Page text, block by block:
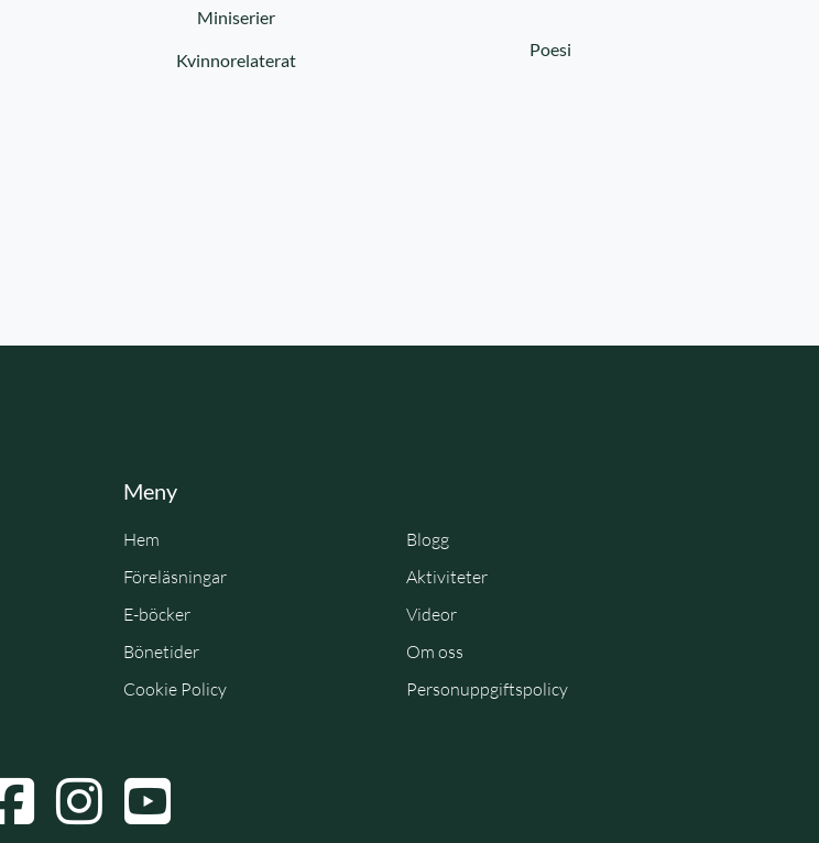
Miniserier
Poesi
Kvinnorelaterat
Meny
Hem
Blogg
Föreläsningar
Aktiviteter
E-böcker
Videor
Bönetider
Om oss
Cookie Policy
Personuppgiftspolicy